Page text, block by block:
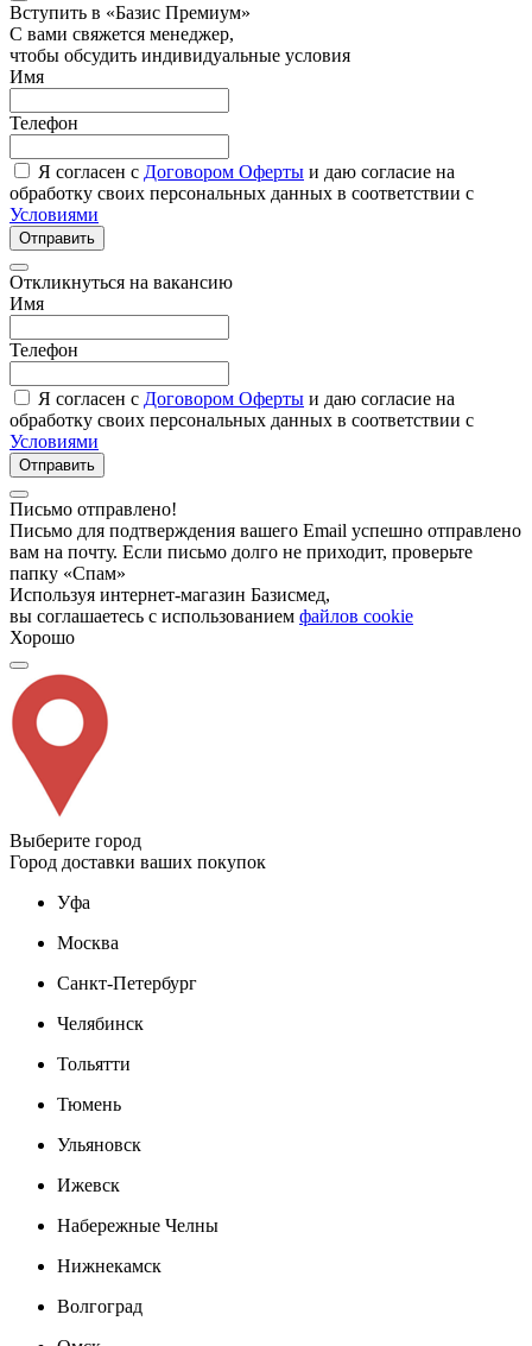
Вступить в «Базис Премиум»
С вами свяжется менеджер,
чтобы обсудить индивидуальные условия
Имя
Телефон
Я согласен с Договором Оферты и даю согласие на
обработку своих персональных данных в соответствии с
Условиями
Отправить
Откликнуться на вакансию
Имя
Телефон
Я согласен с Договором Оферты и даю согласие на
обработку своих персональных данных в соответствии с
Условиями
Отправить
Письмо отправлено!
Письмо для подтверждения вашего Email успешно отправлено
вам на почту. Если письмо долго не приходит, проверьте
папку «Спам»
Используя интернет-магазин Базисмед,
вы соглашаетесь с использованием файлов cookie
Хорошо
Выберите город
Город доставки ваших покупок
Уфа
Москва
Санкт-Петербург
Челябинск
Тольятти
Тюмень
Ульяновск
Ижевск
Набережные Челны
Нижнекамск
Волгоград